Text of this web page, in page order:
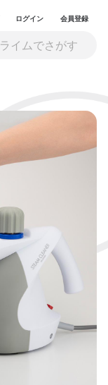
ログイン 会員登録